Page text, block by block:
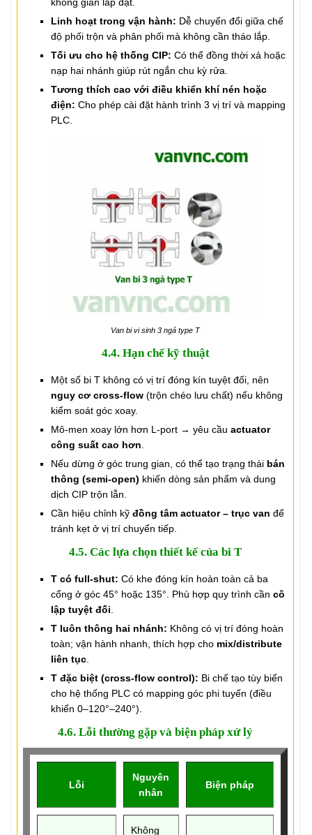
Linh hoạt trong vận hành: Dễ chuyển đổi giữa chế
độ phối trộn và phân phối mà không cần tháo lắp.
Tối ưu cho hệ thống CIP: Có thể đồng thời xả hoặc
nạp hai nhánh giúp rút ngắn chu kỳ rửa.
Tương thích cao với điều khiển khí nén hoặc
điện: Cho phép cài đặt hành trình 3 vị trí và mapping
PLC.
Van bi vi sinh 3 ngả type T
4.4. Hạn chế kỹ thuật
Một số bi T không có vị trí đóng kín tuyệt đối, nên
nguy cơ cross-flow(trộn chéo lưu chất) nếu không
kiểm soát góc xoay.
Mô-men xoay lớn hơn L-port → yêu cầu actuator
công suất cao hơn
Nếu dừng ở góc trung gian, có thể tạo trạng thái bán
thông (semi-open) khiến dòng sản phẩm và dung
dịch CIP trộn lẫn.
Cần hiệu chỉnh kỹ đồng tâm actuator – trục van để
tránh kẹt ở vị trí chuyển tiếp.
4.5. Các lựa chọn thiết kế của bi T
T có full-shut: Có khe đóng kín hoàn toàn cả ba
cổng ở góc 45° hoặc 135°. Phù hợp quy trình cần cô
lập tuyệt đối
T luôn thông hai nhánh: Không có vị trí đóng hoàn
toàn; vận hành nhanh, thích hợp cho mix/distribute
liên tục.
T đặc biệt (cross-flow control): Bi chế tạo tùy biến
cho hệ thống PLC có mapping góc phi tuyến (điều
khiển 0–120°–240°).
4.6. Lỗi thường gặp và biện pháp xử lý
Lỗi
Nguyên
nhân
Biện pháp
Không